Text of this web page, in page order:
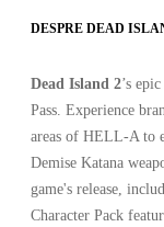
DESPRE DEAD
Dead Island 2’s
Pass. Experience
areas of HELL-A to
Demise Katana
game's release,
Character Pack